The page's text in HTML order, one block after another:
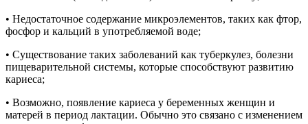
• Недостаточное содержание микроэлементов, таких как фтор,
фосфор и кальций в употребляемой воде;
• Существование таких заболеваний как туберкулез, болезни
пищеварительной системы, которые способствуют развитию
кариеса;
• Возможно, появление кариеса у беременных женщин и
матерей в период лактации. Обычно это связано с изменением